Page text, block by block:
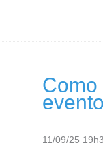
Como
11/09/25